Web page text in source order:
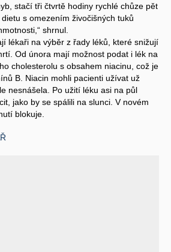
stačí tři čtvrtě hodiny rychlé chůze pět
s omezením živočišných tuků
shrnul.
lékaři na výběr z řady léků, které snižují
Od února mají možnost podat i lék na
cholesterolu s obsahem niacinu, což je
B. Niacin mohli pacienti užívat už
nesnášela. Po užití léku asi na půl
jako by se spálili na slunci. V novém
blokuje.